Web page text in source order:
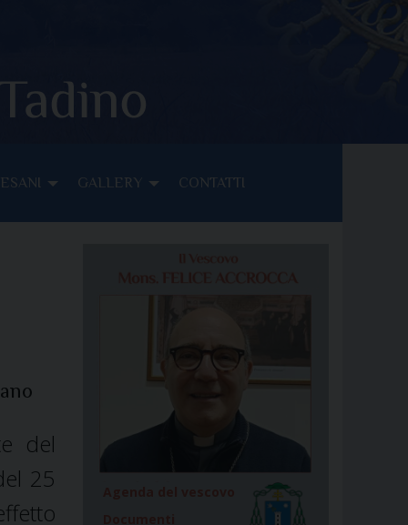
GALLERY CONTATTI
del
25